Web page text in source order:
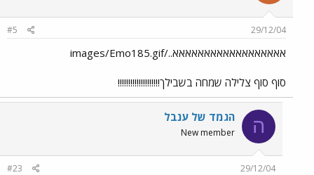
29/12/04
#5
אאאאאאאאאאאאאאאאאא../images/Emo185.gif
סוף סוף צלילה שמחה בשבילך!!!!!!!!!!!!!!!!!!!!
ה הגמד של ענבל
New member
29/12/04
#23